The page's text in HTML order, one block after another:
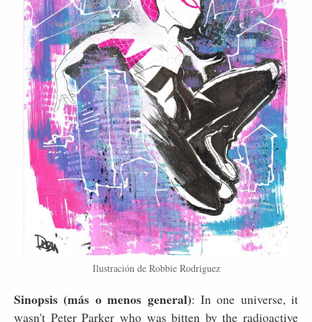
Ilustración de Robbie Rodriguez
Sinopsis (más o menos general): In one universe, it
wasn't Peter Parker who was bitten by the radioactive